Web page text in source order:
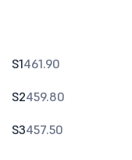
S1461.90
S2459.80
S3457.50